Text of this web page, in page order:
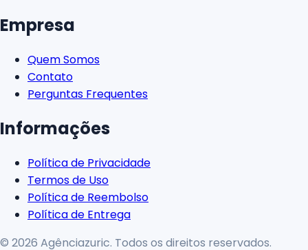
Empresa
Quem Somos
Contato
Perguntas Frequentes
Informações
Política de Privacidade
Termos de Uso
Política de Reembolso
Política de Entrega
© 2026 Agênciazuric. Todos os direitos reservados.